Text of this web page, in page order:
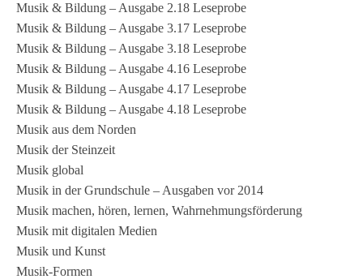
Musik & Bildung – Ausgabe 2.18 Leseprobe
Musik & Bildung – Ausgabe 3.17 Leseprobe
Musik & Bildung – Ausgabe 3.18 Leseprobe
Musik & Bildung – Ausgabe 4.16 Leseprobe
Musik & Bildung – Ausgabe 4.17 Leseprobe
Musik & Bildung – Ausgabe 4.18 Leseprobe
Musik aus dem Norden
Musik der Steinzeit
Musik global
Musik in der Grundschule – Ausgaben vor 2014
Musik machen, hören, lernen, Wahrnehmungsförderung
Musik mit digitalen Medien
Musik und Kunst
Musik-Formen